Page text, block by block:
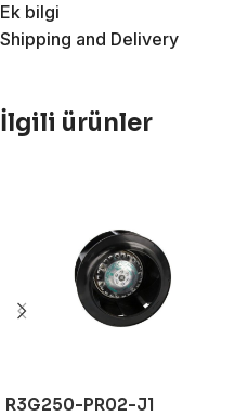
Ek bilgi
Shipping and Delivery
İlgili ürünler
R3G250-PR02-J1